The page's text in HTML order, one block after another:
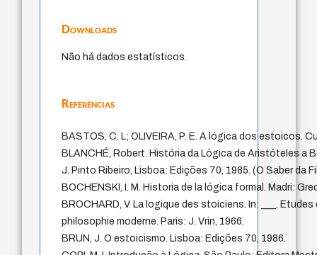
Downloads
Não há dados estatísticos.
Referências
BASTOS, C. L; OLIVEIRA, P. E. A lógica dos estoicos.
BLANCHÉ, Robert. História da Lógica de Aristóteles a
J. Pinto Ribeiro, Lisboa: Edições 70, 1985. (O Saber da
BOCHENSKI, I. M. Historia de la lógica formal. Madri:
BROCHARD, V. La logique des stoiciens. In: ___.
philosophie moderne. Paris: J. Vrin, 1966.
BRUN, J. O estoicismo. Lisboa: Edições 70, 1986.